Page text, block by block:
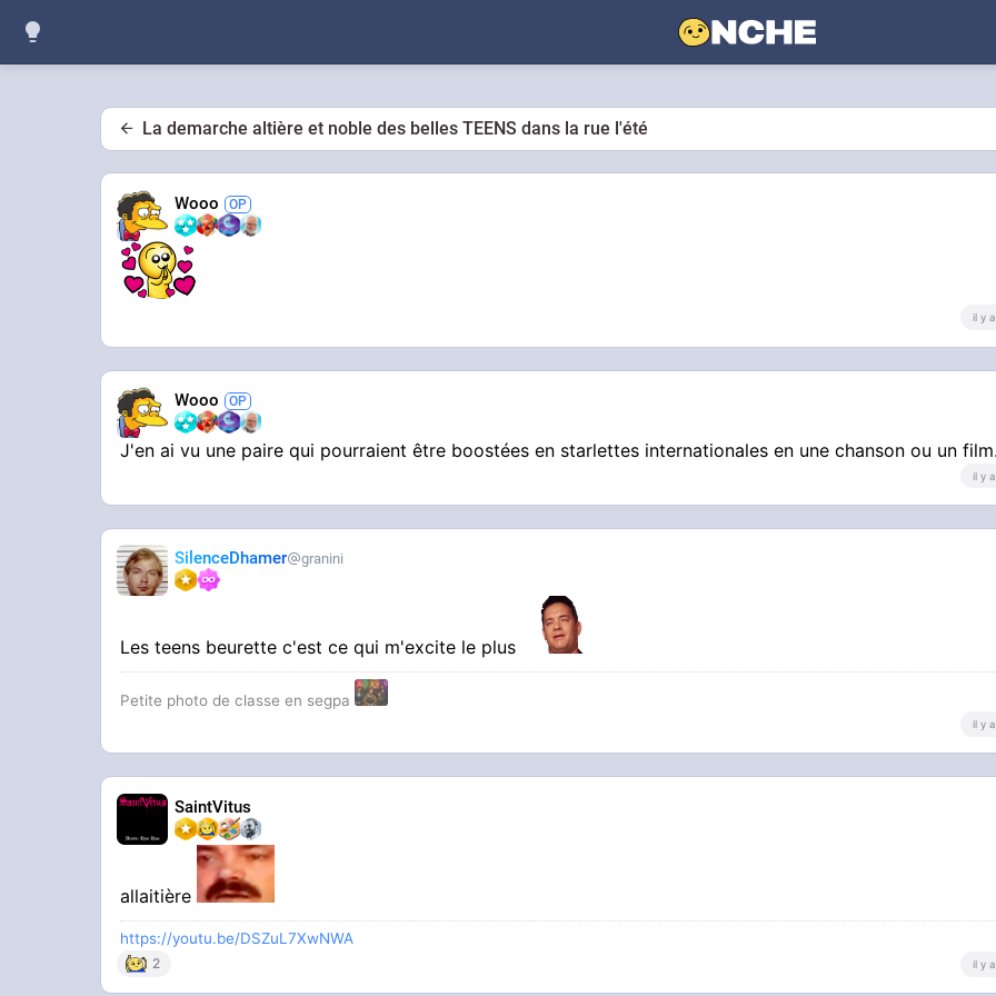
La demarche altière et noble des belles TEENS dans la rue l'été
Wooo
il y
Wooo
J'en ai vu une paire qui pourraient être boostées en starlettes internationales en une chanson ou un
il y
SilenceDhamer granini
Les teens beurette c'est ce qui m'excite le plus
Petite photo de classe en segpa
il y
SaintVitus
allaitière
https://youtu.be/DSZuL7XwNWA
2 il y